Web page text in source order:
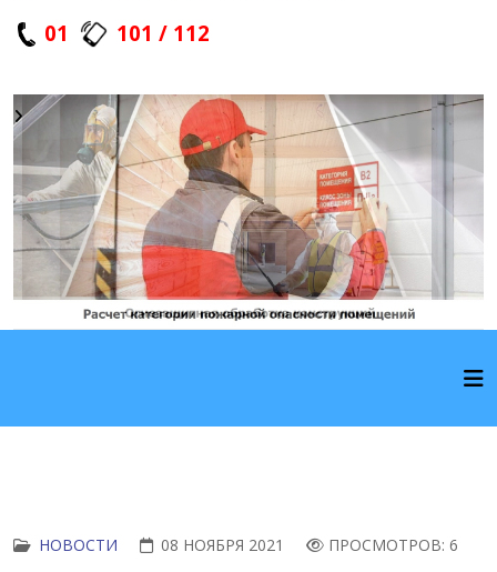
01 101 / 112
НОВОСТИ 08 НОЯБРЯ 2021 ПРОСМОТРОВ: 6